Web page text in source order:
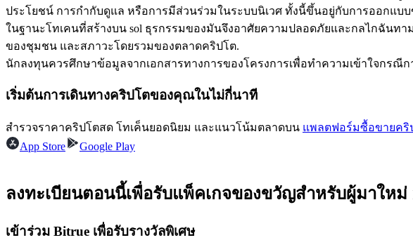
ฟิวเจอร์สที่ใช้ USDC เป็นหลักประกัน
ประโยชน์ การกำกับดูแล หรือการมีส่วนร่วมในระบบนิเวศ ทั้งนี้ขึ้นอยู่กับการออกแบบ
ในฐานะโทเคนที่สร้างบน sol ธุรกรรมของมันจึงอาศัยความปลอดภัยและกลไกฉันท
ของชุมชน และสภาวะโดยรวมของตลาดคริปโต.
นักลงทุนควรศึกษาข้อมูลจากเอกสารทางการของโครงการเพื่อทำความเข้าใจกรณี
เริ่มต้นการเดินทางคริปโตของคุณในไม่กี่นาที
สำรวจราคาคริปโตสด โทเค็นยอดนิยม และแนวโน้มตลาดบน แพลตฟอร์มซื้อขายคริ
App Store
Google Play
ลงทะเบียนตอนนี้เพื่อรับแพ็คเกจของขวัญสำหรับผู้มาใหม่
เข้าร่วม Bitrue เพื่อรับรางวัลพิเศษ